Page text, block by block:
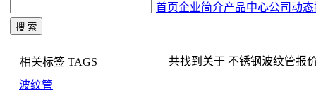
首页企业简介产品中心公司动态
相关标签 TAGS
波纹管
共找到关于 不锈钢波纹管报